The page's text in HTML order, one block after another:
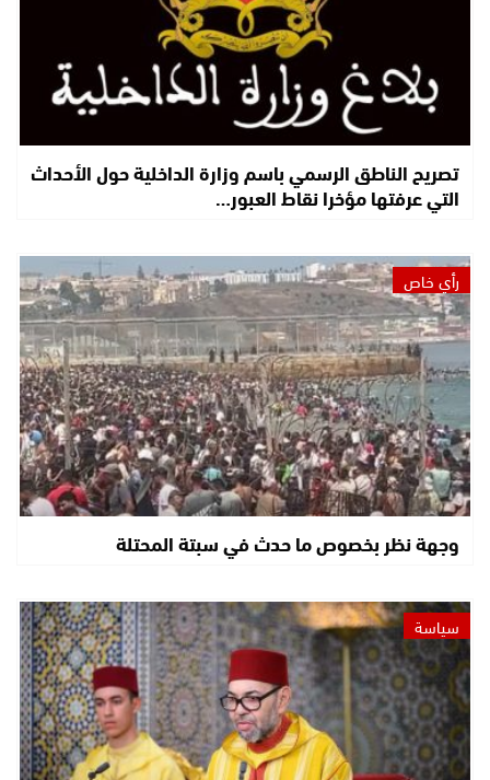
تصريح الناطق الرسمي باسم وزارة الداخلية حول الأحداث
التي عرفتها مؤخرا نقاط العبور…
رأي خاص
وجهة نظر بخصوص ما حدث في سبتة المحتلة
سياسة